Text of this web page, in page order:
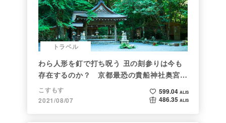
トラベル
わら人形を釘で打ち呪う 丑の刻参りは今も
存在するのか？ 京都最恐の貴船神社奥宮を
調べた
こすもす
2021/08/07
599.04 ALIS
486.35 ALIS